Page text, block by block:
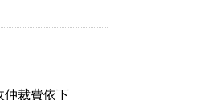
仲裁費依下